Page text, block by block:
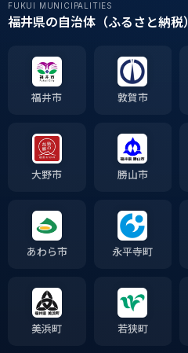
FUKUI MUNICIPALITIES
福井県の自治体（ふるさと納税）
福井市 敦賀市
大野市 勝山市
あわら市 永平寺町
美浜町 若狭町